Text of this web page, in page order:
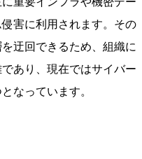
害に利用されます。その
迂回できるため、組織に
あり、現在ではサイバー
なっています。